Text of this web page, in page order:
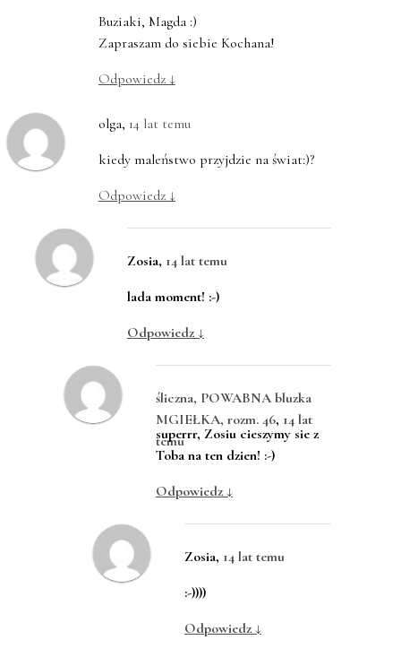
Buziaki, Magda :)
Zapraszam do siebie Kochana!
Odpowiedz ↓
olga, 14 lat temu
kiedy maleństwo przyjdzie na świat:)?
Odpowiedz ↓
Zosia, 14 lat temu
lada moment! :-)
Odpowiedz ↓
śliczna, POWABNA bluzka
MGIEŁKA, rozm. 46, 14 lat
temu
superrr, Zosiu cieszymy sie z
Toba na ten dzien! :-)
Odpowiedz ↓
Zosia, 14 lat temu
:-))))
Odpowiedz ↓